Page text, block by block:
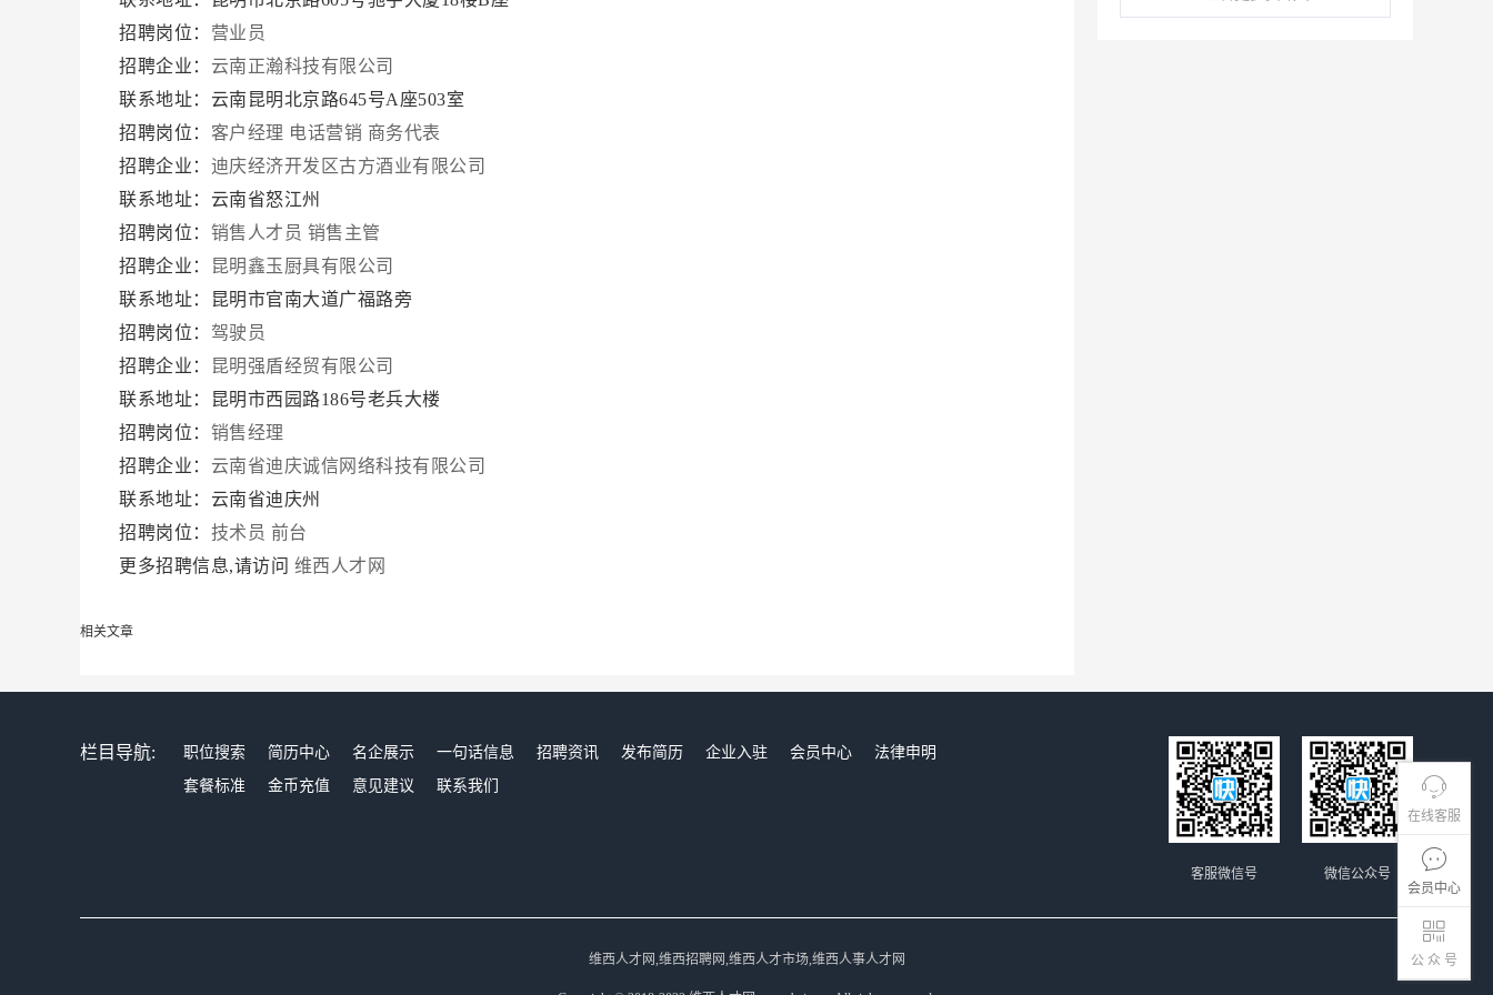
在线客服
会员中心
公 众 号
招聘岗位： 营业员
招聘企业： 云南正瀚科技有限公司
联系地址：云南昆明北京路645号A座503室
招聘岗位： 客户经理 电话营销 商务代表
招聘企业： 迪庆经济开发区古方酒业有限公司
联系地址：云南省怒江州
招聘岗位： 销售人才员 销售主管
招聘企业：
昆明鑫玉厨具有限公司
联系地址：昆明市官南大道广福路旁
招聘岗位： 驾驶员
招聘企业：
昆明强盾经贸有限公司
联系地址：昆明市西园路186号老兵大楼
招聘岗位： 销售经理
招聘企业： 云南省迪庆诚信网络科技有限公司
联系地址：云南省迪庆州
招聘岗位： 技术员 前台
更多招聘信息,请访问 维西人才网
相关文章
栏目导航: 职位搜索 简历中心 名企展示 一句话信息 招聘资讯 发布简历 企业入驻 会员中心
法律申明
套餐标准
金币充值 意见建议 联系我们
微信公众号
客服微信号
维西人才网,维西招聘网,维西人才市场,维西人事人才网